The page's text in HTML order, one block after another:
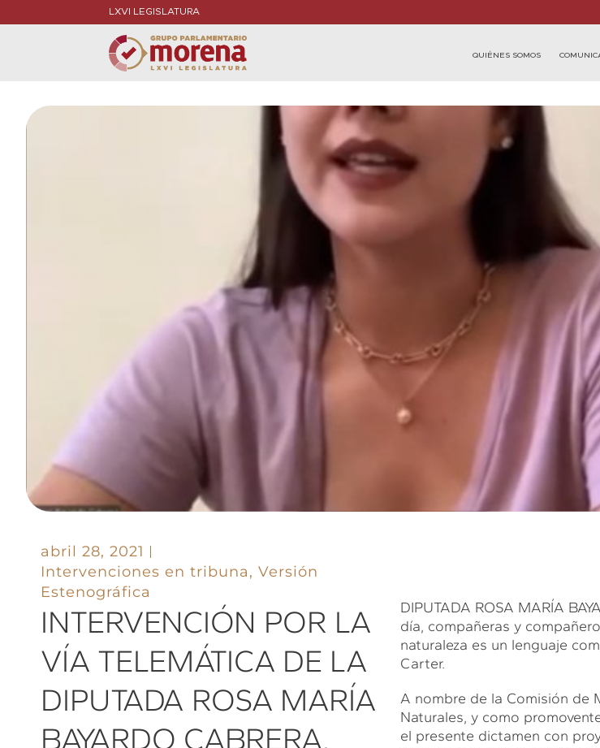
LXVI LEGISLATURA
QUIÉNES SOMOS
abril 28, 2021
Intervenciones en tribuna,Versión
Estenográfica
INTERVENCIÓN POR LA
VÍA TELEMÁTICA DE LA
DIPUTADA ROSA MARÍA
BAYARDO CABRERA,
DIPUTADA ROSA MARÍA
día, compañeras y
naturaleza es un lenguaje
Carter.
A nombre de la Comisión de
Naturales, y como
el presente dictamen con